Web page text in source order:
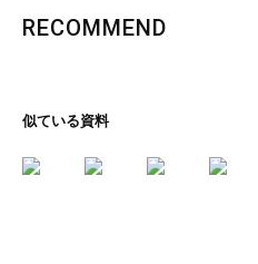
RECOMMEND
似ている資料